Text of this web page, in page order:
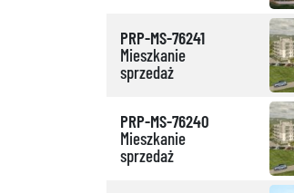
PRP-MS-76241
Mieszkanie
sprzedaż
PRP-MS-76240
Mieszkanie
sprzedaż